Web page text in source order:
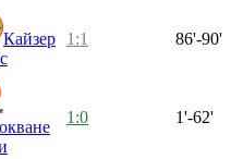
Кайзер
1:1 86'-90'
1:0 1'-62'